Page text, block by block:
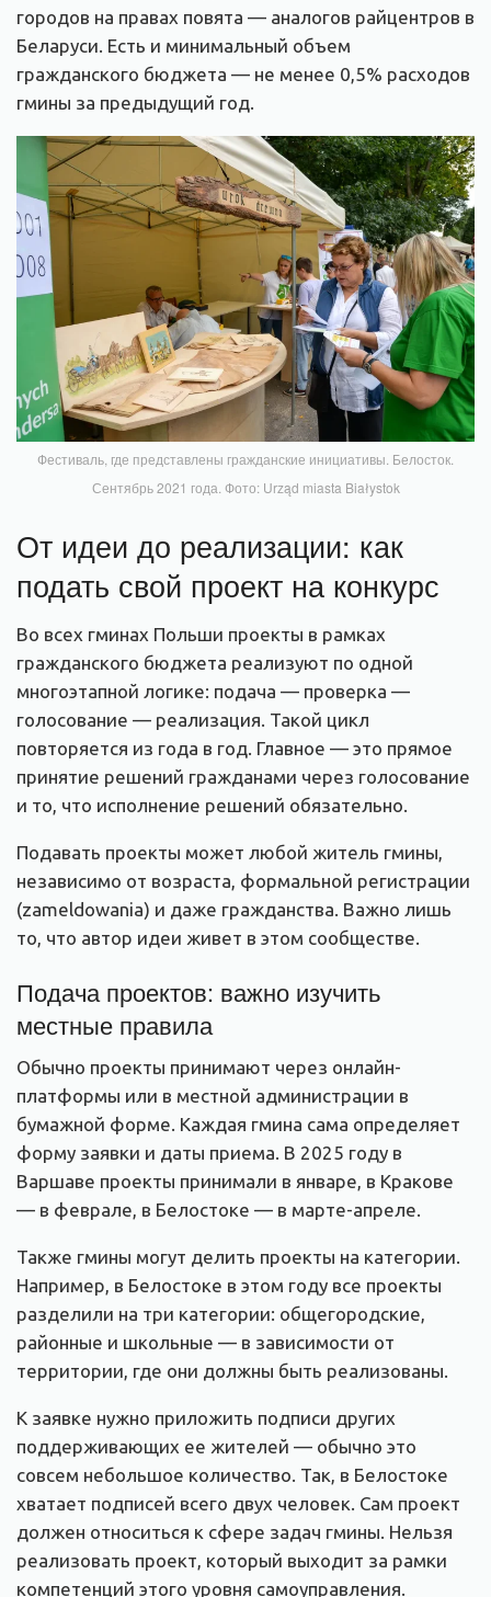
городов на правах повята — аналогов райцентров в
Беларуси. Есть и минимальный объем
гражданского бюджета — не менее 0,5% расходов
гмины за предыдущий год.
Фестиваль, где представлены гражданские инициативы. Белосток.
Сентябрь 2021 года. Фото: Urząd miasta Białystok
От идеи до реализации: как
подать свой проект на конкурс
Во всех гминах Польши проекты в рамках
гражданского бюджета реализуют по одной
многоэтапной логике: подача — проверка —
голосование — реализация. Такой цикл
повторяется из года в год. Главное — это прямое
принятие решений гражданами через голосование
и то, что исполнение решений обязательно.
Подавать проекты может любой житель гмины,
независимо от возраста, формальной регистрации
(zameldowania) и даже гражданства. Важно лишь
то, что автор идеи живет в этом сообществе.
Подача проектов: важно изучить
местные правила
Обычно проекты принимают через онлайн-
платформы или в местной администрации в
бумажной форме. Каждая гмина сама определяет
форму заявки и даты приема. В 2025 году в
Варшаве проекты принимали в январе, в Кракове
— в феврале, в Белостоке — в марте-апреле.
Также гмины могут делить проекты на категории.
Например, в Белостоке в этом году все проекты
разделили на три категории: общегородские,
районные и школьные — в зависимости от
территории, где они должны быть реализованы.
К заявке нужно приложить подписи других
поддерживающих ее жителей — обычно это
совсем небольшое количество. Так, в Белостоке
хватает подписей всего двух человек. Сам проект
должен относиться к сфере задач гмины. Нельзя
реализовать проект, который выходит за рамки
компетенций этого уровня самоуправления.